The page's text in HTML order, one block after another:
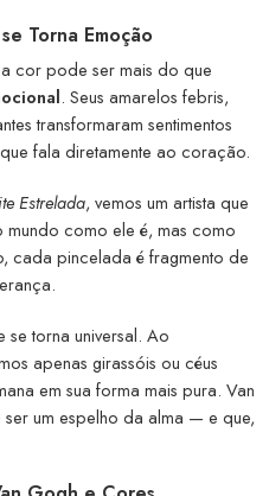
Torna Emoção
cor pode ser mais do que
. Seus amarelos febris,
transformaram sentimentos
fala diretamente ao coração.
Estrelada, vemos um artista que
como ele é, mas como
cada pincelada é fragmento de
se torna universal. Ao
apenas girassóis ou céus
em sua forma mais pura. Van
um espelho da alma — e que,